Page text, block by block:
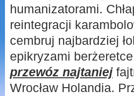
humanizatorami.
reintegracji
cembruj najbardziej
epikryzami
przewóz najtaniej
Wrocław Holandia.